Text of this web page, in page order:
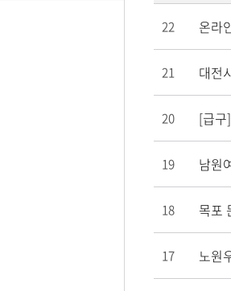
22 온라
21 대전
20 [급구
19 남원
18 목포
17 노원